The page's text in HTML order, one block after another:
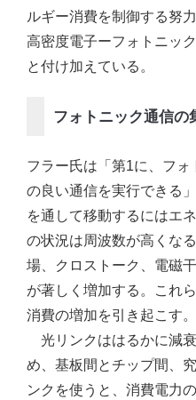
ルギー消費を制御する努
高密度電子ーフォトニッ
と付け加えている。
フォトニック通信の
フラー氏は「第1に、フ
の良い通信を実行できる
を通して移動するにはエ
の状況は周波数が高くな
場、クロストーク、電磁
が著しく増加する。これ
消費の増加を引き起こす。
光リンクははるかに減
め、基板間とチップ間、
ンクを使うと、消費電力